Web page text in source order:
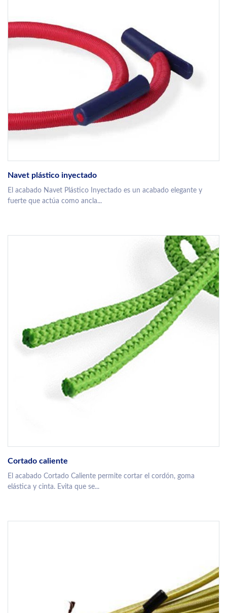
Navet plástico inyectado
El acabado Navet Plástico Inyectado es un acabado elegante y
fuerte que actúa como ancla...
Cortado caliente
El acabado Cortado Caliente permite cortar el cordón, goma
elástica y cinta. Evita que se...